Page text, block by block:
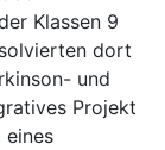
Klassen 9
dort
und
Projekt
eines